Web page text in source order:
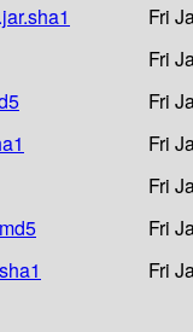
Fri
Fri
Fri
Fri
Fri
Fri
Fri